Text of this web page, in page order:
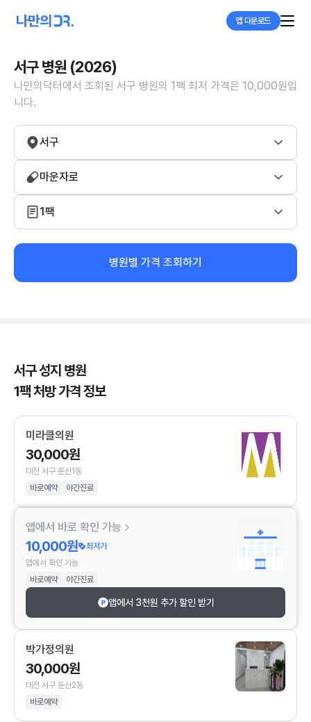
앱 다운로드
서구 병원 (2026)
나만의닥터에서 조회된 서구 병원의 1팩 최저 가격은 10,000원입
니다.
서구
마운자로
1팩
병원별 가격 조회하기
서구 성지 병원
1팩 처방 가격 정보
미라클의원
30,000원
대전 서구 둔산1동
바로예약
야간진료
앱에서 바로 확인 가능
10,000원
최저가
앱에서 확인 가능
바로예약
야간진료
앱에서 3천원 추가 할인 받기
박가정의원
30,000원
대전 서구 둔산2동
바로예약